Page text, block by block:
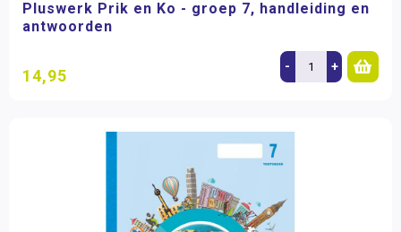
Pluswerk Prik en Ko - groep 7, handleiding en
antwoorden
14,95 - +